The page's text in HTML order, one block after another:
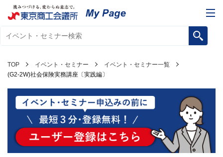
TOP イベント・セミナー
イベント・セミナー一覧
(G2-2W)社会保険実務講座〔実践編〕